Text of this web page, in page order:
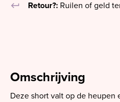
keyboard_return
Retour?: Ruilen of geld
Omschrijving
Deze short valt op de